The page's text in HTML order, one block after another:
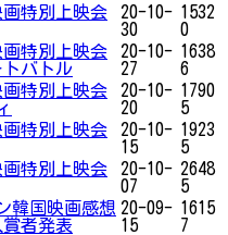
特別上映会
20-10-
30
1532
0
特別上映会
バトル
20-10-
27
1638
6
特別上映会
20-10-
20
1790
5
特別上映会
20-10-
15
1923
5
特別上映会
20-10-
07
2648
5
韓国映画感想
者発表
20-09-
15
1615
7